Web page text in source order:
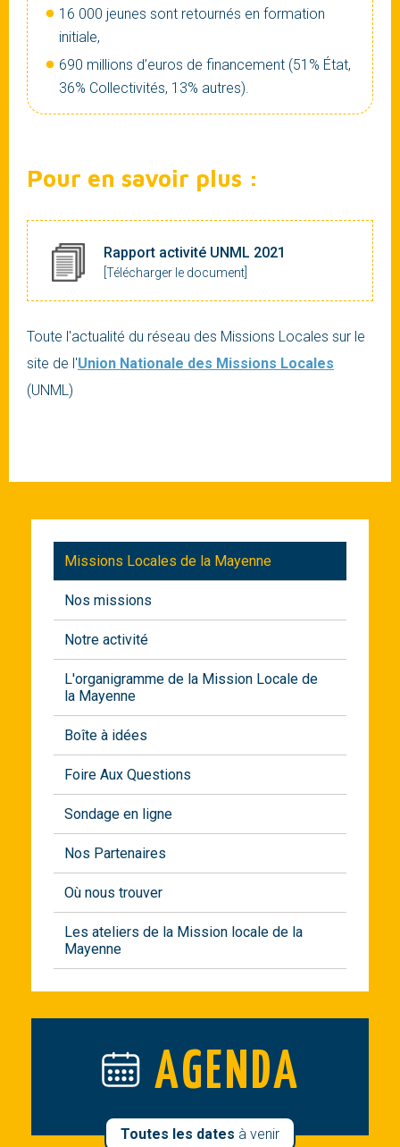
16 000 jeunes sont retournés en formation
initiale,
690 millions d’euros de financement (51% État,
36% Collectivités, 13% autres).
Pour en savoir plus :
Rapport activité UNML 2021
[Télécharger le document]
Toute l'actualité du réseau des Missions Locales sur le
site de l'Union Nationale des Missions Locales
(UNML)
Missions Locales de la Mayenne
Nos missions
Notre activité
L'organigramme de la Mission Locale de
la Mayenne
Boîte à idées
Foire Aux Questions
Sondage en ligne
Nos Partenaires
Où nous trouver
Les ateliers de la Mission locale de la
Mayenne
AGENDA
Toutes les dates à venir